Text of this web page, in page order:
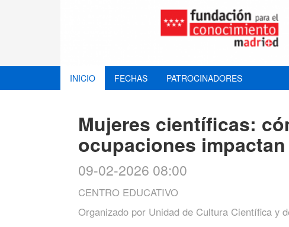
INICIO FECHAS PATROCINADORES
Mujeres científicas:
ocupaciones
09-02-2026 08:00
CENTRO EDUCATIVO
Organizado por Unidad de Cultura Científica y